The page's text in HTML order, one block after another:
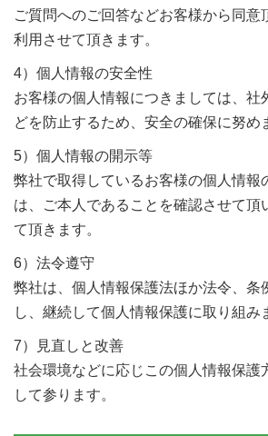
ご質問へのご回答などお客様から同意
利用させて頂きます。
4）個人情報の安全性
お客様の個人情報につきましては、社
どを防止するため、安全の確保に努め
5）個人情報の開示等
弊社で取得しているお客様の個人情報
は、ご本人であることを確認させて頂
て頂きます。
6）法令遵守
弊社は、個人情報保護法ほか法令、条
し、継続して個人情報保護に取り組み
7）見直しと改善
社会環境などに応じこの個人情報保護
して参ります。